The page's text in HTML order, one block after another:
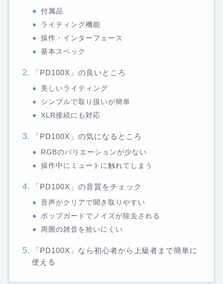
付属品
ライティング機能
操作・インターフェース
基本スペック
「PD100X」の良いところ
美しいライティング
シンプルで取り扱いが簡単
XLR接続にも対応
「PD100X」の気になるところ
RGBのバリエーションが少ない
操作中にミュートに触れてしまう
「PD100X」の音質をチェック
音声がクリアで聞き取りやすい
ポップガードでノイズが除去される
周囲の雑音を拾いにくい
「PD100X」なら初心者から上級者まで簡単に
使える